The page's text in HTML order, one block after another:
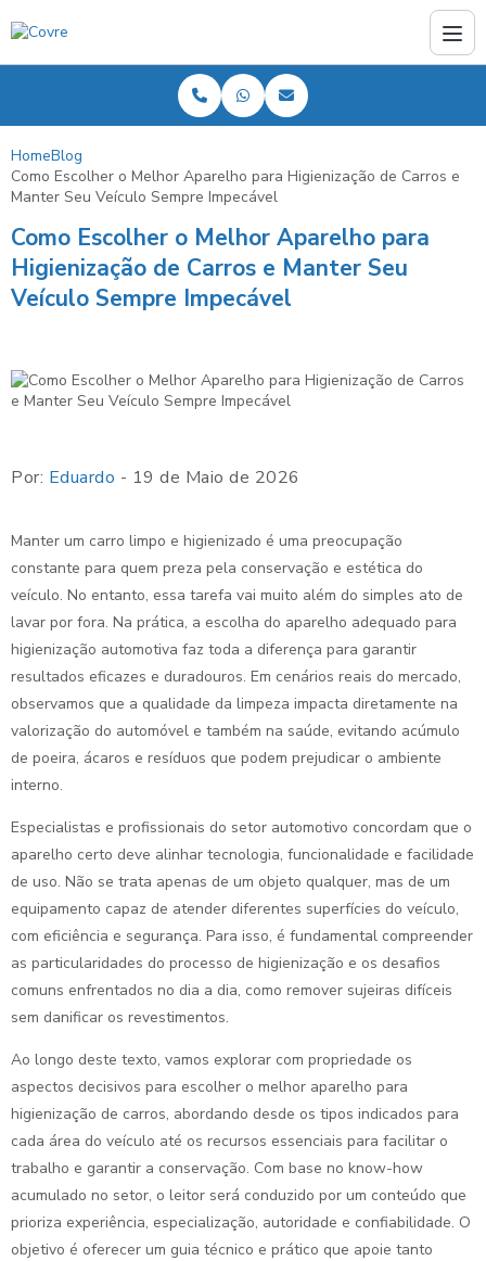
HomeBlog
Como Escolher o Melhor Aparelho para Higienização de Carros e
Manter Seu Veículo Sempre Impecável
Como Escolher o Melhor Aparelho para
Higienização de Carros e Manter Seu
Veículo Sempre Impecável
Por: Eduardo - 19 de Maio de 2026
Manter um carro limpo e higienizado é uma preocupação
constante para quem preza pela conservação e estética do
veículo. No entanto, essa tarefa vai muito além do simples ato de
lavar por fora. Na prática, a escolha do aparelho adequado para
higienização automotiva faz toda a diferença para garantir
resultados eficazes e duradouros. Em cenários reais do mercado,
observamos que a qualidade da limpeza impacta diretamente na
valorização do automóvel e também na saúde, evitando acúmulo
de poeira, ácaros e resíduos que podem prejudicar o ambiente
interno.
Especialistas e profissionais do setor automotivo concordam que o
aparelho certo deve alinhar tecnologia, funcionalidade e facilidade
de uso. Não se trata apenas de um objeto qualquer, mas de um
equipamento capaz de atender diferentes superfícies do veículo,
com eficiência e segurança. Para isso, é fundamental compreender
as particularidades do processo de higienização e os desafios
comuns enfrentados no dia a dia, como remover sujeiras difíceis
sem danificar os revestimentos.
Ao longo deste texto, vamos explorar com propriedade os
aspectos decisivos para escolher o melhor aparelho para
higienização de carros, abordando desde os tipos indicados para
cada área do veículo até os recursos essenciais para facilitar o
trabalho e garantir a conservação. Com base no know-how
acumulado no setor, o leitor será conduzido por um conteúdo que
prioriza experiência, especialização, autoridade e confiabilidade. O
objetivo é oferecer um guia técnico e prático que apoie tanto